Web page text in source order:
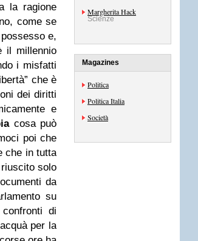
la ragione
come se
e,
il millennio
i misfatti
che è
dei diritti
e
cosa può
poi che
che in tutta
solo
da
su
di
per la
Margherita Hack
Scienze
Magazines
Politica
Politica Italia
Società